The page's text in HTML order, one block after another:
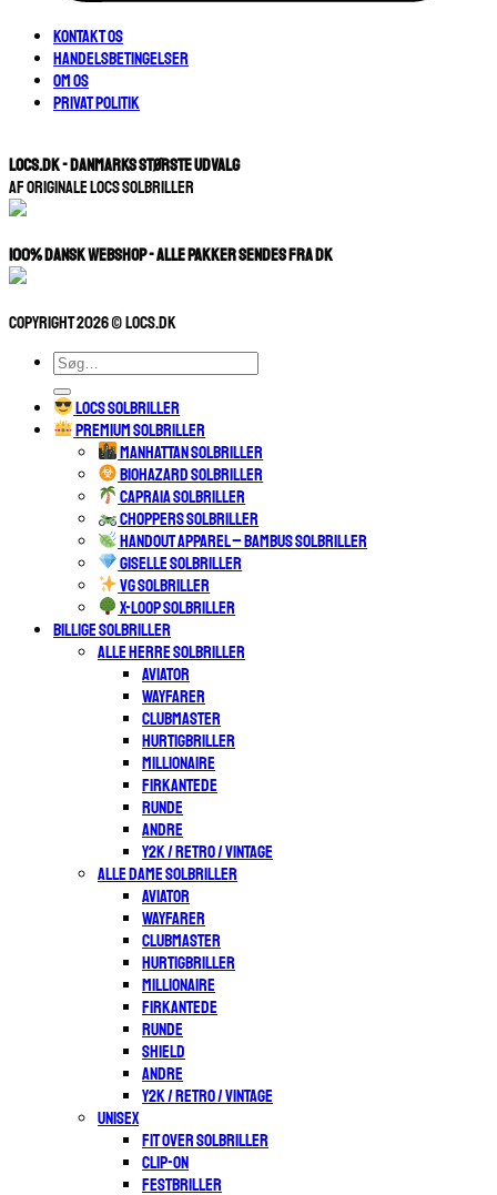
Kontakt os
Handelsbetingelser
Om os
Privat Politik
LOCS.DK - Danmarks største udvalg
Af originale Locs Solbriller
100% Dansk Webshop - Alle pakker sendes fra dk
Copyright 2026 © Locs.dk
Søg
efter:
LOCS SOLBRILLER
PREMIUM SOLBRILLER
MANHATTAN SOLBRILLER
BIOHAZARD SOLBRILLER
CAPRAIA SOLBRILLER
CHOPPERS SOLBRILLER
HANDOUT APPAREL – BAMBUS SOLBRILLER
GISELLE SOLBRILLER
VG SOLBRILLER
X-LOOP SOLBRILLER
BILLIGE SOLBRILLER
ALLE HERRE SOLBRILLER
AVIATOR
WAYFARER
CLUBMASTER
HURTIGBRILLER
MILLIONAIRE
FIRKANTEDE
RUNDE
ANDRE
Y2K / RETRO / VINTAGE
ALLE DAME SOLBRILLER
AVIATOR
WAYFARER
CLUBMASTER
HURTIGBRILLER
MILLIONAIRE
FIRKANTEDE
RUNDE
SHIELD
ANDRE
Y2K / RETRO / VINTAGE
UNISEX
FIT OVER SOLBRILLER
CLIP-ON
FESTBRILLER